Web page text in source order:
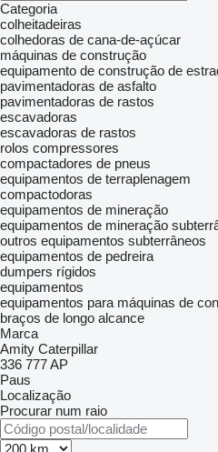
Categoria
colheitadeiras
colhedoras de cana-de-açúcar
máquinas de construção
equipamento de construção de
pavimentadoras de asfalto
pavimentadoras de rastos
escavadoras
escavadoras de rastos
rolos compressores
compactadores de pneus
equipamentos de terraplenagem
compactodoras
equipamentos de mineração
equipamentos de mineração
outros equipamentos subterrâneos
equipamentos de pedreira
dumpers rígidos
equipamentos
equipamentos para máquinas de
braços de longo alcance
Marca
Amity Caterpillar
336 777AP
Paus
Localização
Procurar num raio